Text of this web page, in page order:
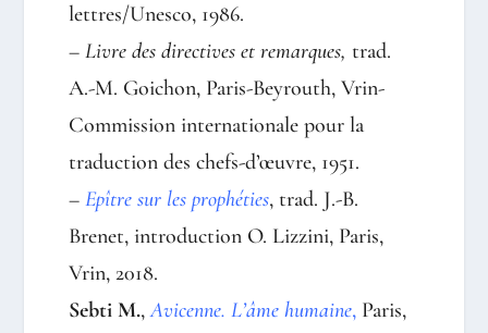
lettres/Unesco, 1986.
– Livre des directives et remarques, trad.
A.-M. Goichon, Paris-Beyrouth, Vrin-
Commission internationale pour la
traduction des chefs-d’œuvre, 1951.
– Epître sur les prophéties, trad. J.-B.
Brenet, introduction O. Lizzini, Paris,
Vrin, 2018.
Sebti M.,Avicenne. L’âme humaine, Paris,